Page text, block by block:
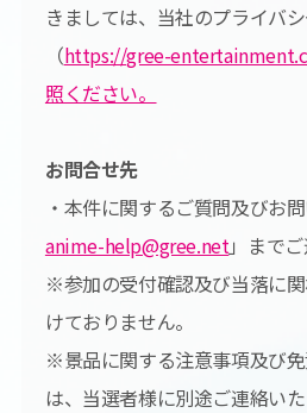
きましては、当社のプライバ
（https://gree-
照ください。
お問合せ先
・本件に関するご質問及びお
anime-help@gree.net」まで
※参加の受付確認及び当落に
けておりません。
※景品に関する注意事項及び
は、当選者様に別途ご連絡いた